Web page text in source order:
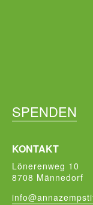
SPENDEN
KONTAKT
Lönerenweg 10
8708 Männedorf